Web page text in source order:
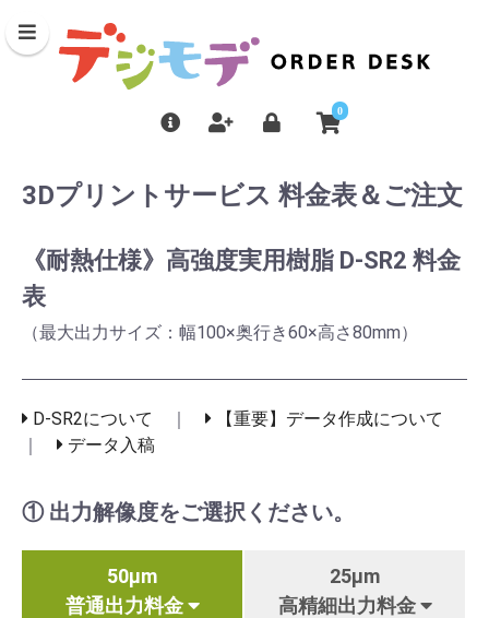
0
3Dプリントサービス 料金表＆ご注文
《耐熱仕様》高強度実用樹脂 D-SR2 料金
表
（最大出力サイズ：幅100×奥行き60×高さ80mm）
D-SR2について ｜
【重要】データ作成について
｜
データ入稿
① 出力解像度をご選択ください。
50μm
普通出力料金
25μm
高精細出力料金